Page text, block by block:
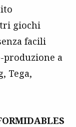
giochi
facili
produzione a
Tega,